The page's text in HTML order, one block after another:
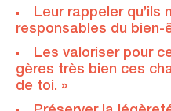
Leur rappeler qu’ils
responsables du bien-
Les valoriser pour
gères très bien ces
de toi. »